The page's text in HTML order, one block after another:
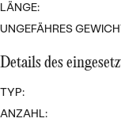
LÄNGE:
UNGEFÄHRES
Details des
TYP:
ANZAHL: